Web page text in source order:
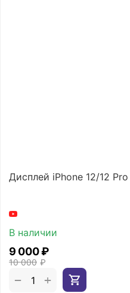
Дисплей iPhone 12/12
В наличии
10 000 ₽
9 000₽
+
−